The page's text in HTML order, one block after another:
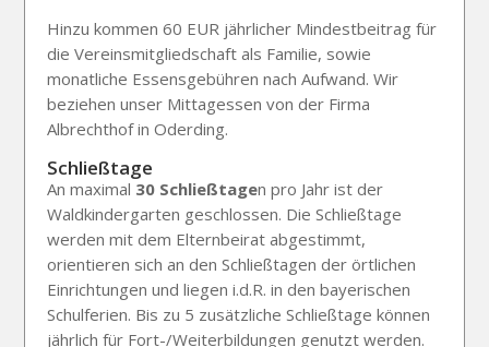
Hinzu kommen 60 EUR jährlicher Mindestbeitrag für
die Vereinsmitgliedschaft als Familie, sowie
monatliche Essensgebühren nach Aufwand. Wir
beziehen unser Mittagessen von der Firma
Albrechthof in Oderding.
Schließtage
An maximal 30 Schließtagen pro Jahr ist der
Waldkindergarten geschlossen. Die Schließtage
werden mit dem Elternbeirat abgestimmt,
orientieren sich an den Schließtagen der örtlichen
Einrichtungen und liegen i.d.R. in den bayerischen
Schulferien. Bis zu 5 zusätzliche Schließtage können
jährlich für Fort-/Weiterbildungen genutzt werden.